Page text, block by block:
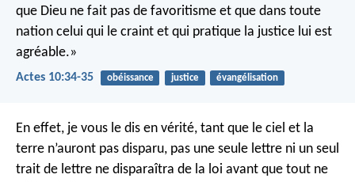
que Dieu ne fait pas de favoritisme et que dans toute
nation celui qui le craint et qui pratique la justice lui est
agréable.»
Actes 10:34-35 obéissance justice évangélisation
En effet, je vous le dis en vérité, tant que le ciel et la
terre n’auront pas disparu, pas une seule lettre ni un seul
trait de lettre ne disparaîtra de la loi avant que tout ne